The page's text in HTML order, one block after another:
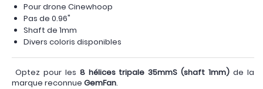
Pour drone Cinewhoop
Pas de 0.96"
Shaft de 1mm
Divers coloris disponibles
Optez pour les 8 hélices tripale 35mmS (shaft 1mm) de la
marque reconnue GemFan.